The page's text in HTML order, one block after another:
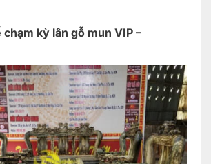
chạm kỳ lân gỗ mun VIP –